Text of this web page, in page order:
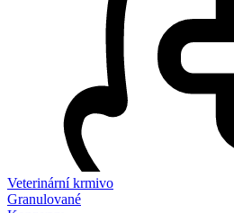
Veterinární krmivo
Granulované